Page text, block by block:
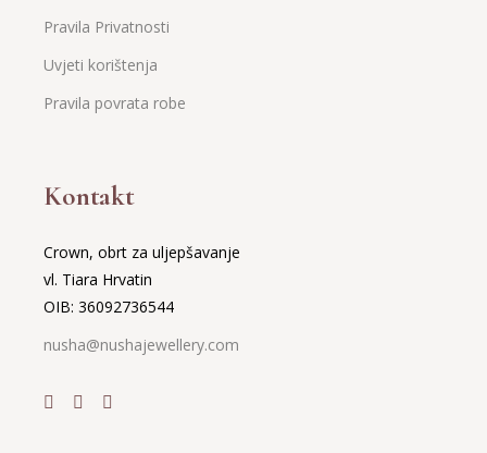
Pravila Privatnosti
Uvjeti korištenja
Pravila povrata robe
Kontakt
Crown, obrt za uljepšavanje
vl. Tiara Hrvatin
OIB: 36092736544
nusha@nushajewellery.com